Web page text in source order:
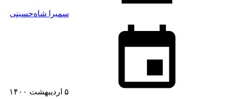
سمیرا شاه‌حسینی
۵ اردیبهشت ۱۴۰۰